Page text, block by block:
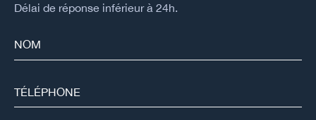
Délai de réponse inférieur à 24h.